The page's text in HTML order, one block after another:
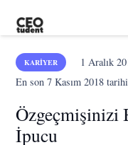
KARIYER 1 Aralık
En son7 Kasım 2018
Özgeçmişinizi
İpucu